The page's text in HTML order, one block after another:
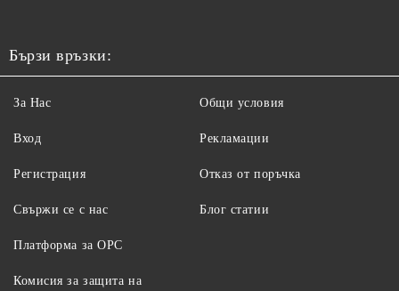
Бързи връзки:
За Нас
Вход
Регистрация
Свържи се с нас
Общи условия
Рекламации
Отказ от поръчка
Блог статии
Платформа за ОРС
Комисия за защита на